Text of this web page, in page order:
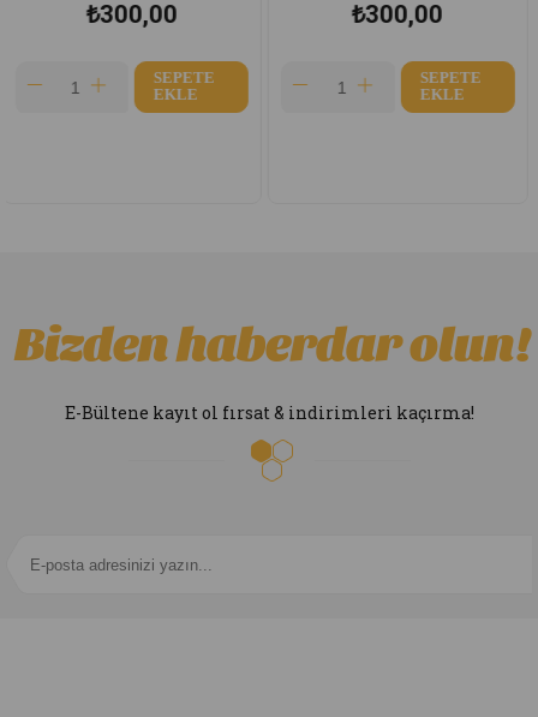
₺300,00
SEPETE
EKLE
₺300,00
SEPETE
EKLE
Bizden haberdar olun!
E-Bültene kayıt ol fırsat & indirimleri kaçırma!